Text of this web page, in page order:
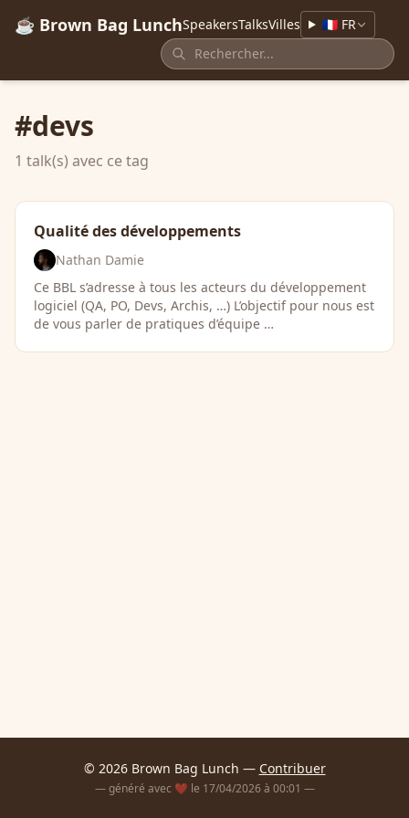
☕ Brown Bag LunchSpeakersTalksVilles 🇫🇷 FR
#devs
1 talk(s) avec ce tag
Qualité des développements
Nathan Damie
Ce BBL s’adresse à tous les acteurs du développement
logiciel (QA, PO, Devs, Archis, …​) L’objectif pour nous est
de vous parler de pratiques d’équipe …
© 2026 Brown Bag Lunch — Contribuer
— généré avec ❤️ le 17/04/2026 à 00:01 —